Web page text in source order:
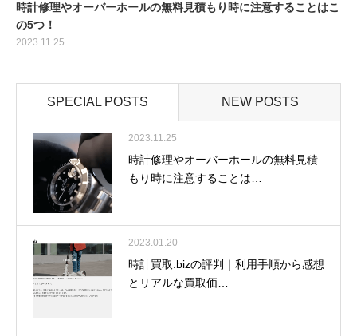
時計修理やオーバーホールの無料見積もり時に注意することはこ
の5つ！
2023.11.25
SPECIAL POSTS NEW POSTS
2023.11.25
時計修理やオーバーホールの無料見積
もり時に注意することは…
2023.01.20
時計買取.bizの評判｜利用手順から感想
とリアルな買取価…